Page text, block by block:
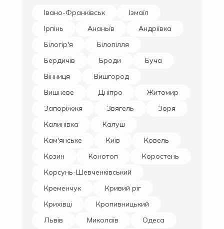
Івано-Франківськ
Ізмаїл
Ірпінь
Ананьїв
Андріївка
Білогір'я
Білопілля
Бердичів
Броди
Буча
Вінниця
Вишгород
Вишневе
Дніпро
Житомир
Запоріжжя
Звягель
Зоря
Калинівка
Калуш
Кам'янське
Київ
Ковель
Козин
Конотоп
Коростень
Корсунь-Шевченківський
Кременчук
Кривий ріг
Крихівці
Кропивницький
Львів
Миколаїв
Одеса